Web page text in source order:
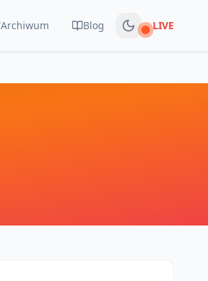
Archiwum Blog Na żywo
LIVE